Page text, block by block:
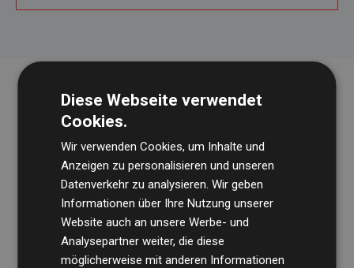
Die Wirtschaftsprüfungsgesellschaft BDOüberprüft
regelmäßig unsere Berechnungen und Methodik, um
Transparenz und Verlässlichkeit sicherzustellen.
Diese Webseite verwendet
Cookies.
Wir verwenden Cookies, um Inhalte und
Anzeigen zu personalisieren und unseren
Datenverkehr zu analysieren. Wir geben
Informationen über Ihre Nutzung unserer
Website auch an unsere Werbe- und
Analysepartner weiter, die diese
möglicherweise mit anderen Informationen